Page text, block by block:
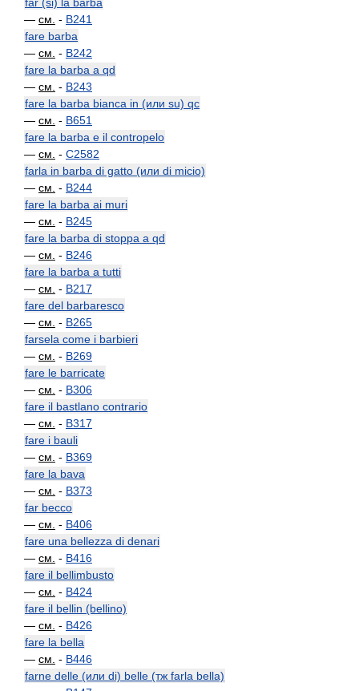
— см. - B241
fare barba
— см. - B242
fare la barba a qd
— см. - B243
fare la barba bianca in (или su) qc
— см. - B651
fare la barba e il contropelo
— см. - C2582
farla in barba di gatto (или di micio)
— см. - B244
fare la barba ai muri
— см. - B245
fare la barba di stoppa a qd
— см. - B246
fare la barba a tutti
— см. - B217
fare del barbaresco
— см. - B265
farsela come i barbieri
— см. - B269
fare le barricate
— см. - B306
fare il bastlano contrario
— см. - B317
fare i bauli
— см. - B369
fare la bava
— см. - B373
far becco
— см. - B406
fare una bellezza di denari
— см. - B416
fare il bellimbusto
— см. - B424
fare il bellin (bellino)
— см. - B426
fare la bella
— см. - B446
farne delle (или di) belle (тж farla bella)